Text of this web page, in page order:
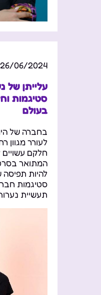
26/06/2024, 11:20
עלייתן של
סטיגמות
בעולם
בחברה של
לעורר מגוון
חלקם עשויים
המתואר
להיות תפיסה
סטיגמות
תעשיית